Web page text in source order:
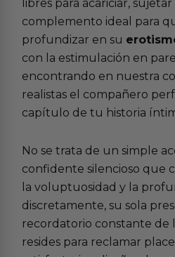
libres para acariciar,
complemento ideal para
profundizar en su
con la estimulación en
encontrando en nuestra
realistas el compañero
capítulo de tu historia
No se trata de un simple
confidente silencioso que
la voluptuosidad y la
discretamente, su sola
recordatorio constante de
resides para reclamar